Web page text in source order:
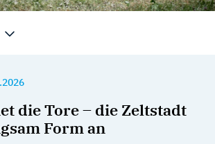
die Tore – die Zeltstadt
Form an